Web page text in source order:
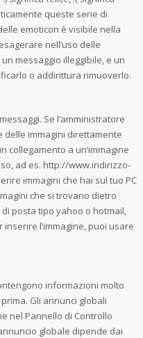
queste serie di
emoticon è visibile nella
nell’uso delle
messaggio illeggibile, e un
o addirittura rimuoverlo.
Se l’amministratore
delle immagini direttamente
collegamento a un’immagine
ad es. http://www.indirizzo-
immagini che hai sul tuo PC
che si trovano dietro
posta tipo yahoo o hotmail,
inserire l’immagine, puoi usare
informazioni molto
Gli annunci globali
nel Pannello di Controllo
globale dipende dai